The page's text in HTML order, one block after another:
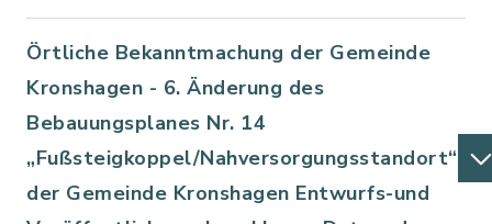
Örtliche Bekanntmachung der Gemeinde
Kronshagen - 6. Änderung des
Bebauungsplanes Nr. 14
„Fußsteigkoppel/Nahversorgungsstandort“
der Gemeinde Kronshagen Entwurfs-und